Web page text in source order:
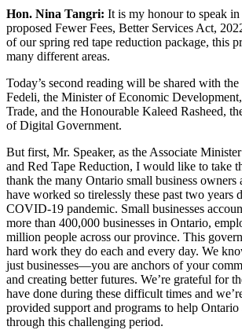
Hon. Nina Tangri: It is my honour to speak
proposed Fewer Fees, Better Services Act,
of our spring red tape reduction package, this
many different areas.
Today’s second reading will be shared with
Fedeli, the Minister of Economic
Trade, and the Honourable Kaleed Rasheed,
of Digital Government.
But first, Mr. Speaker, as the Associate
and Red Tape Reduction, I would like to take
thank the many Ontario small business
have worked so tirelessly these past two years
COVID-19 pandemic. Small businesses
more than 400,000 businesses in Ontario,
million people across our province. This
hard work they do each and every day. We
just businesses—you are anchors of your
and creating better futures. We’re grateful for
have done during these difficult times and
provided support and programs to help Ontario
through this challenging period.